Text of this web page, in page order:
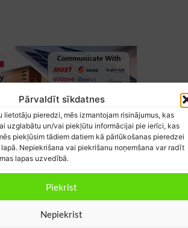
Pārvaldīt sīkdatnes
lietotāju pieredzi, mēs izmantojam risinājumus, kas
uzglabātu un/vai piekļūtu informācijai pie ierīci, kas
piekļūsim tādiem datiem kā pārlūkošanas pieredzei
Nepiekrišana vai piekrišanu noņemšana var radīt
lapas uzvedībā.
Piekrist
Nepiekrist